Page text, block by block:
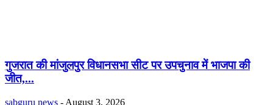
गुजरात की मांजुलपुर विधानसभा सीट पर उपचुनाव में भाजपा की
जीत,...
sabguru news - August 3, 2026